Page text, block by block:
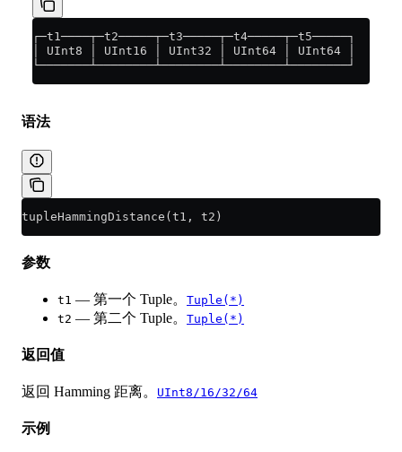
┌─t1────┬─t2─────┬─t3─────┬─t4─────┬─t5─────┐
│ UInt8 │ UInt16 │ UInt32 │ UInt64 │ UInt64 │
└───────┴────────┴────────┴────────┴────────┘
语法
tupleHammingDistance(t1, t2)
参数
t1 — 第一个 Tuple。 Tuple(*)
t2 — 第二个 Tuple。 Tuple(*)
返回值
返回 Hamming 距离。 UInt8/16/32/64
示例